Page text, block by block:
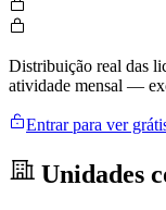
Distribuição real das
atividade mensal —
Entrar para ver
Unidades